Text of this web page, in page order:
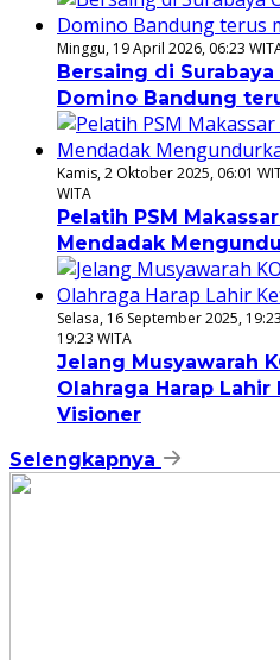
Minggu, 19 April 2026, 06:23
Bersaing di
Domino Bandung
Kamis, 2 Oktober 2025, 06:01
WITA
Pelatih PSM
Mendadak
Selasa, 16 September 2025,
19:23 WITA
Jelang Musyawarah
Olahraga Harap
Visioner
Selengkapnya